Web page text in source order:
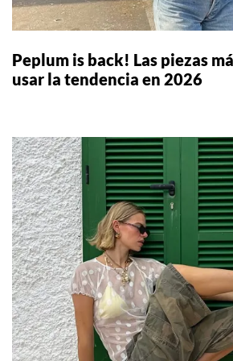
Peplum is back! Las piezas
usar la tendencia en 2026